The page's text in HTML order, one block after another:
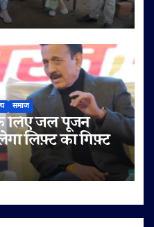
देने पर जोर
समाज
लिए जल पूजन
लिफ़्ट का गिफ़्ट